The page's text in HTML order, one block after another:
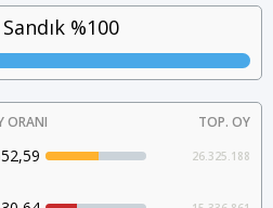
milletvekilliği, 1989-1995 yılları
özel sektörde ve kamu
yaptı. Türkiye’nin en çalkantılı
ve siyaset..
Devamını Oku
%100
ORANI TOP. OY
26.325.188